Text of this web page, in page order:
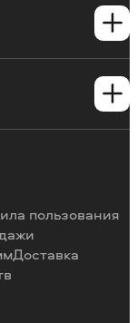
заказ
пользования
Доставка